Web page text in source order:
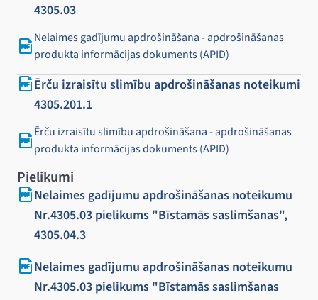
4305.03
Nelaimes gadījumu apdrošināšana - apdrošināšanas
produkta informācijas dokuments (APID)
Ērču izraisītu slimību apdrošināšanas noteikumi
4305.201.1
Ērču izraisītu slimību apdrošināšana - apdrošināšanas
produkta informācijas dokuments (APID)
Pielikumi
Nelaimes gadījumu apdrošināšanas noteikumu
Nr.4305.03 pielikums "Bīstamās saslimšanas",
4305.04.3
Nelaimes gadījumu apdrošināšanas noteikumu
Nr.4305.03 pielikums "Bīstamās saslimšanas